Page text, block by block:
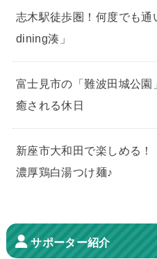
志木駅徒歩圏！何度でも通
dining湊」
富士見市の「難波田城公
癒される休日
新座市大和田で楽しめる
濃厚鶏白湯つけ麺♪
サポーター紹介